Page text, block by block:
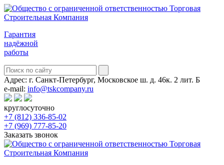
Гарантия
надёжной
работы
Адрес: г. Санкт-Петербург, Московское ш. д. 46к. 2 лит. Б
e-mail: info@tskcompany.ru
круглосуточно
+7 (812) 336-85-02
+7 (969) 777-85-20
Заказать звонок